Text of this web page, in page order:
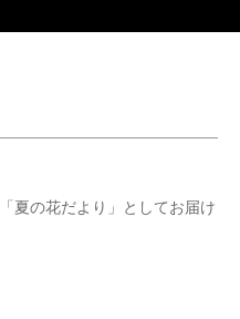
夏の花だより」としてお届け